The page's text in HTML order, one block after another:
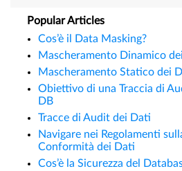
Popular Articles
Cos’è il Data Masking?
Mascheramento Dinamico
Mascheramento Statico dei
Obiettivo di una Traccia di
DB
Tracce di Audit dei Dati
Navigare nei Regolamenti
Conformità dei Dati
Cos’è la Sicurezza del